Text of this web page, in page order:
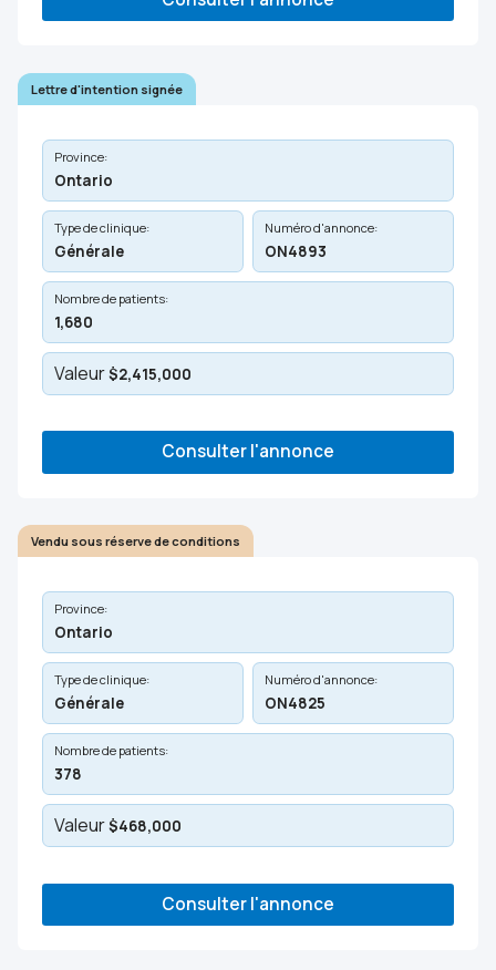
Lettre d'intention signée
Province:
Ontario
Type de clinique:
Générale
Numéro d'annonce:
ON4893
Nombre de patients:
1,680
Valeur$2,415,000
Consulter l'annonce
Vendu sous réserve de conditions
Province:
Ontario
Type de clinique:
Générale
Numéro d'annonce:
ON4825
Nombre de patients:
378
Valeur$468,000
Consulter l'annonce